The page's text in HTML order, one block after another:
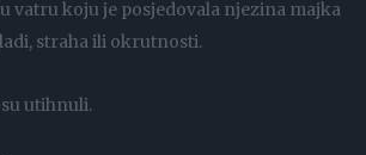
vatru koju je posjedovala njezina majka
straha ili okrutnosti.
utihnuli.